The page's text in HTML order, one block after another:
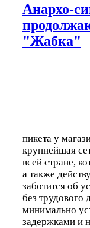
Анархо-
"Жабка"
пикета у
крупнейшая
всей стране,
а также
заботится об
без трудового
минимально
задержками и